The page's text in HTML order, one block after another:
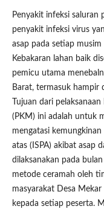
Penyakit infeksi saluran
penyakit infeksi virus
asap pada setiap
Kebakaran lahan baik
pemicu utama
Barat, termasuk hampir
Tujuan dari
(PKM) ini adalah untuk
mengatasi
atas (ISPA) akibat asap
dilaksanakan pada
metode ceramah oleh
masyarakat Desa
kepada setiap peserta.